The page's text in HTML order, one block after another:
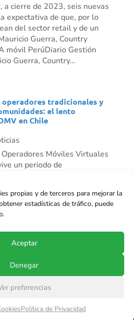
propias y de terceros para mejorar la
estadísticas de tráfico, puede
Aceptar
Denegar
preferencias
Política de Privacidad
a cierre de 2023, seis nuevas
expectativa de que, por lo
del sector retail y de un
Guerra, Country
móvil PerúDiario Gestión
Guerra, Country...
tradicionales y
el lento
en Chile
Móviles Virtuales
un periodo de
tenido un crecimiento
en el último tiempo, y se
derechos reservados.